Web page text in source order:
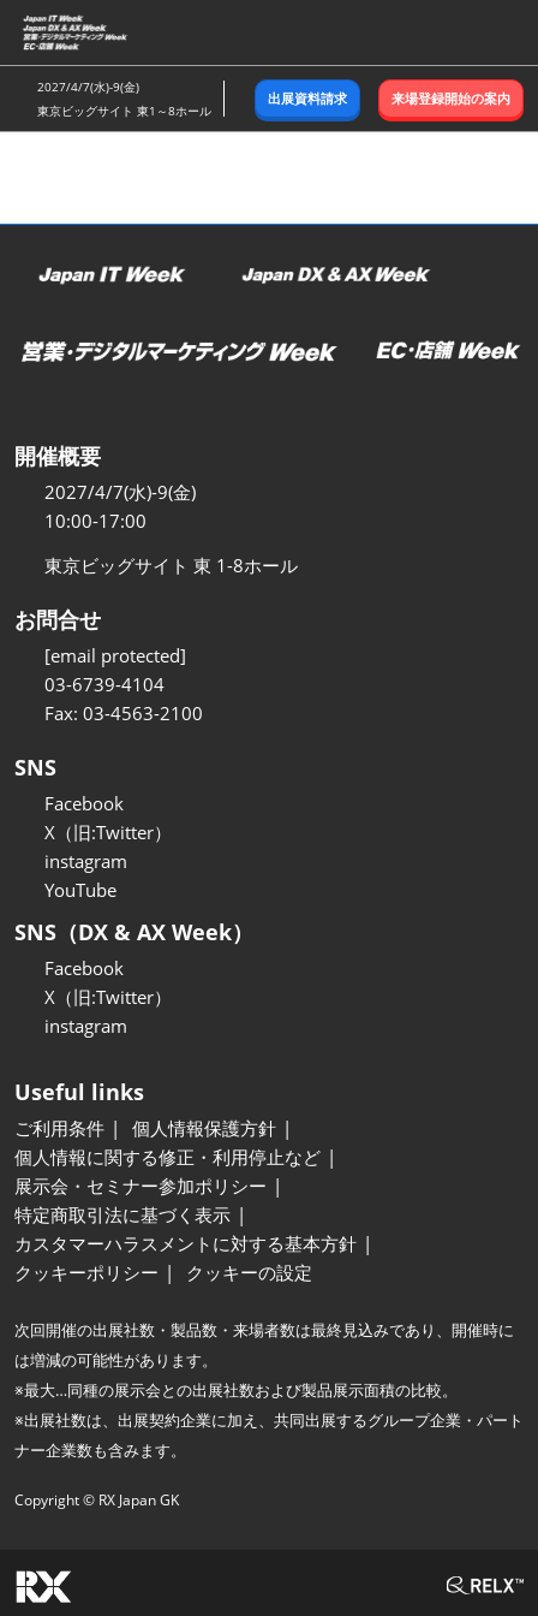
ス
キ
ッ
し
む
2027/4/7(水)-9(金)
東京ビッグサイト 東1～8ホール
出展資料請求 来場登録開始の案内
開催概要
2027/4/7(水)-9(金)
10:00-17:00
東京ビッグサイト 東 1-8ホール
お問合せ
[email protected]
03-6739-4104
Fax: 03-4563-2100
SNS
Facebook
X（旧:Twitter）
instagram
YouTube
SNS（DX & AX Week）
Facebook
X（旧:Twitter）
instagram
Useful links
ご利用条件
個人情報保護方針
個人情報に関する修正・利用停止など
展示会・セミナー参加ポリシー
特定商取引法に基づく表示
カスタマーハラスメントに対する基本方針
クッキーポリシー
クッキーの設定
次回開催の出展社数・製品数・来場者数は最終見込みであり、開催時に
は増減の可能性があります。
※最大…同種の展示会との出展社数および製品展示面積の比較。
※出展社数は、出展契約企業に加え、共同出展するグループ企業・パート
ナー企業数も含みます。
Copyright © RX Japan GK